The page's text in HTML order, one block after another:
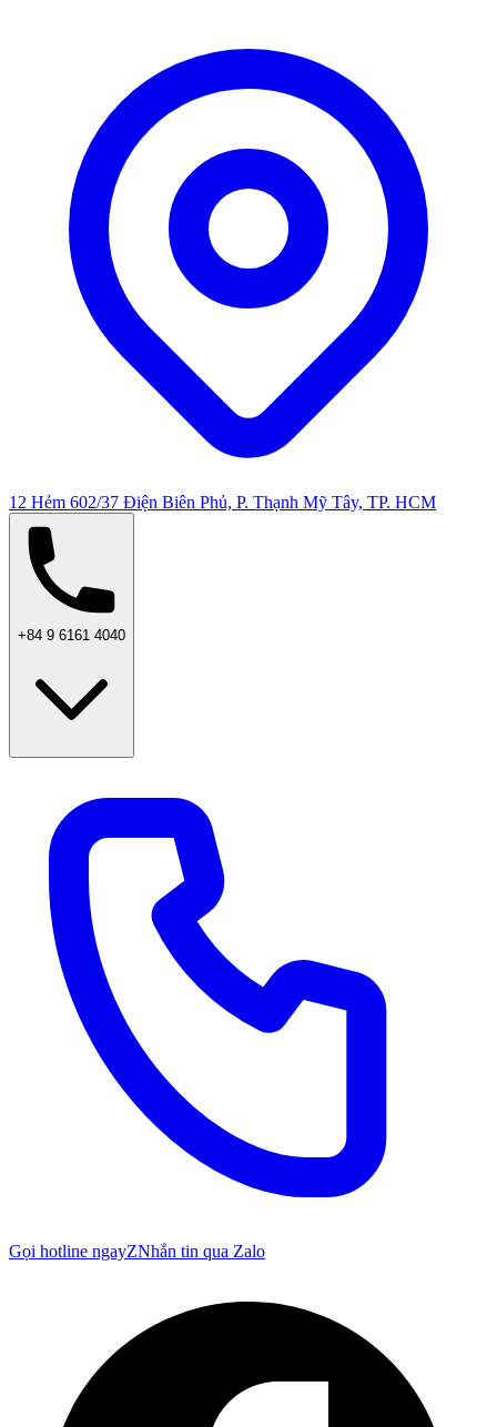
12 Hẻm 602/37 Điện Biên Phủ, P. Thạnh Mỹ Tây, TP. HCM
+84 9 6161 4040
Gọi hotline ngayZNhắn tin qua Zalo